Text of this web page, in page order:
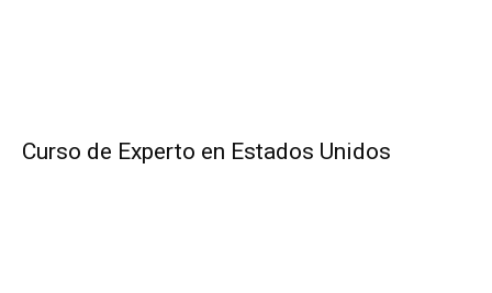
Curso de Experto en Estados Unidos